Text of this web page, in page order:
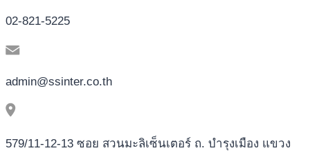
02-821-5225
admin@ssinter.co.th
579/11-12-13 ซอย สวนมะลิเซ็นเตอร์ ถ. บำรุงเมือง แขวง